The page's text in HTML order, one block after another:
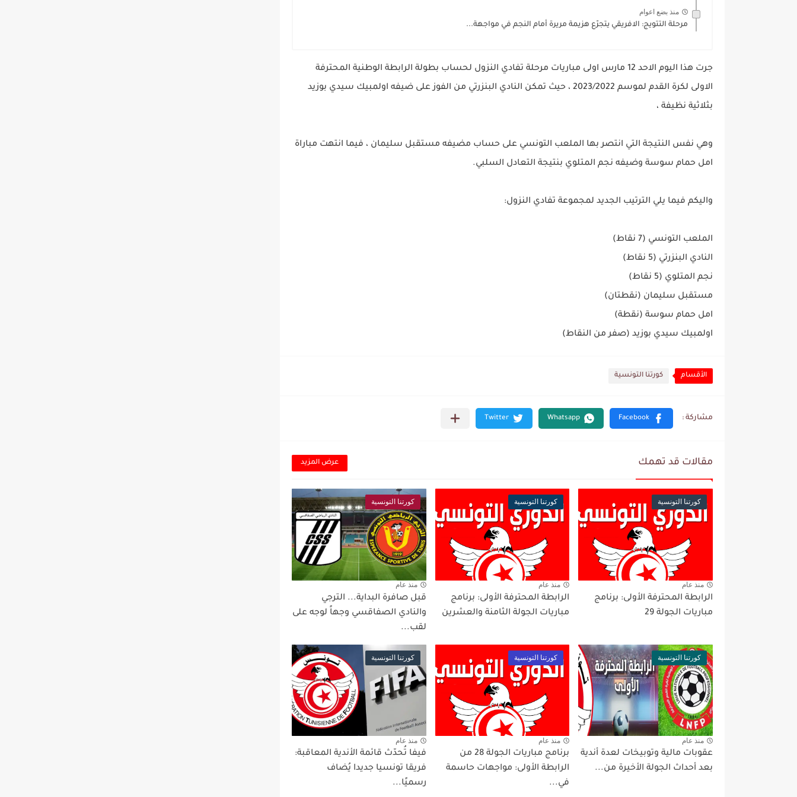
منذ بضع اعوام
مرحلة التتويج: الافريقي يتجرّع هزيمة مريرة أمام النجم في مواجهة...
جرت هذا اليوم الاحد 12 مارس اولى مباريات مرحلة تفادي النزول لحساب بطولة الرابطة الوطنية المحترفة
الاولى لكرة القدم لموسم 2023/2022 ، حيث تمكن النادي البنزرتي من الفوز على ضيفه اولمبيك سيدي بوزيد
بثلاثية نظيفة ،
وهي نفس النتيجة التي انتصر بها الملعب التونسي على حساب مضيفه مستقبل سليمان ، فيما انتهت مباراة
امل حمام سوسة وضيفه نجم المتلوي بنتيجة التعادل السلبي.
واليكم فيما يلي الترتيب الجديد لمجموعة تفادي النزول:
الملعب التونسي (7 نقاط)
النادي البنزرتي (5 نقاط)
نجم المتلوي (5 نقاط)
مستقبل سليمان (نقطتان)
امل حمام سوسة (نقطة)
اولمبيك سيدي بوزيد (صفر من النقاط)
الأقسام كورتنا التونسية
مقالات قد تهمك عرض المزيد
كورتنا التونسية
منذ عام
الرابطة المحترفة الأولى: برنامج
مباريات الجولة 29
كورتنا التونسية
منذ عام
الرابطة المحترفة الأولى: برنامج
مباريات الجولة الثامنة والعشرين
كورتنا التونسية
منذ عام
قبل صافرة البداية... الترجي
والنادي الصفاقسي وجهاً لوجه على
لقب...
كورتنا التونسية
منذ عام
عقوبات مالية وتوبيخات لعدة أندية
بعد أحداث الجولة الأخيرة من...
كورتنا التونسية
منذ عام
برنامج مباريات الجولة 28 من
الرابطة الأولى: مواجهات حاسمة
في...
كورتنا التونسية
منذ عام
فيفا تُحدّث قائمة الأندية المعاقبة:
فريقا تونسيا جديدا يُضاف
رسميًا...